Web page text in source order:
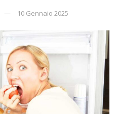
10 Gennaio 2025